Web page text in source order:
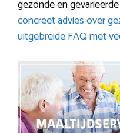
gezonde en
concreet advies over
uitgebreide FAQ met